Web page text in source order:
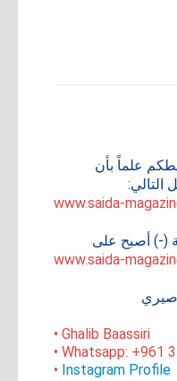
علماً بأن
التالي:
www.saida-
(-) أصبح على
www.saida-
• Ghalib Baassiri
• Whatsapp: +961
• Instagram Profile